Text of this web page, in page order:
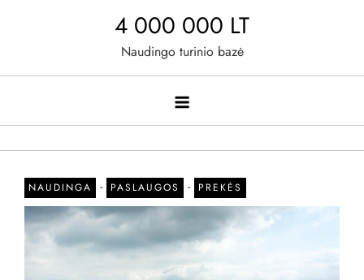
4 000 000 LT
Naudingo turinio bazė
NAUDINGA - PASLAUGOS - PREKĖS